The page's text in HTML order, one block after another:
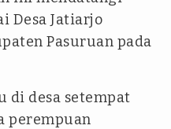
Desa Jatiarjo
Pasuruan pada
di desa setempat
perempuan